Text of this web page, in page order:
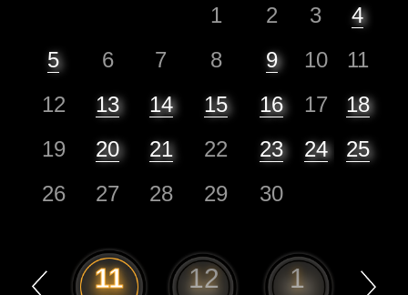
1
2 3
4
5
6 7 8 9 10
11
12
13 14 15 16 17
18
19
20 21 22 23 24
25
26
27 28 29 30
11 12 1